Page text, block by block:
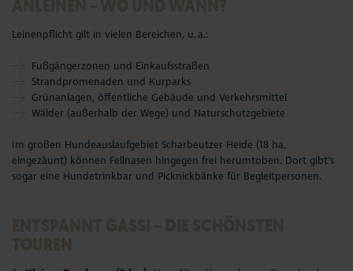
Leinenpflicht gilt in vielen Bereichen, u. a.:
Fußgängerzonen und Einkaufsstraßen
Strandpromenaden und Kurparks
Grünanlagen, öffentliche Gebäude und Verkehrsmittel
Wälder (außerhalb der Wege) und Naturschutzgebiete
Im großen Hundeauslaufgebiet Scharbeutzer Heide (18 ha,
eingezäunt) können Fellnasen hingegen frei herumtoben. Dort gibt’s
sogar eine Hundetrinkbar und Picknickbänke für Begleitpersonen.